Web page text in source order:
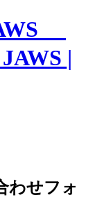
わせフォ